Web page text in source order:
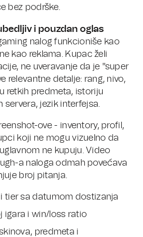
bez podrške.
i pouzdan oglas
nalog funkcioniše kao
kao reklama. Kupac želi
ne uveravanje da je "super
relevantne detalje: rang, nivo,
retkih predmeta, istoriju
servera, jezik interfejsa.
ove - inventory, profil,
koji ne mogu vizuelno da
ne kupuju. Video
a naloga odmah povećava
broj pitanja.
i tier sa datumom dostizanja
igara i win/loss ratio
predmeta i